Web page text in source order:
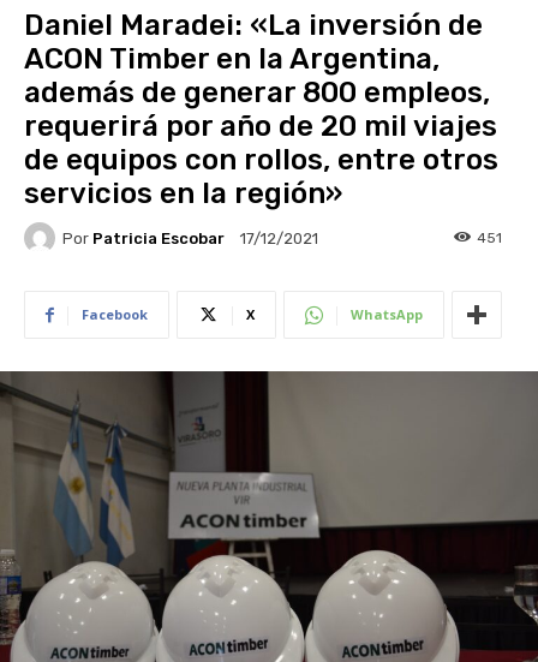
Daniel Maradei: «La inversión de
ACON Timber en la Argentina,
además de generar 800 empleos,
requerirá por año de 20 mil viajes
de equipos con rollos, entre otros
servicios en la región»
Por Patricia Escobar 17/12/2021 451
Facebook X WhatsApp